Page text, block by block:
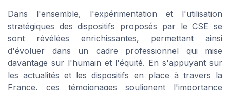
Dans l'ensemble, l'expérimentation et l'utilisation
stratégiques des dispositifs proposés par le CSE se
sont révélées enrichissantes, permettant ainsi
d'évoluer dans un cadre professionnel qui mise
davantage sur l'humain et l'équité. En s'appuyant sur
les actualités et les dispositifs en place à travers la
France, ces témoignages soulignent l'importance